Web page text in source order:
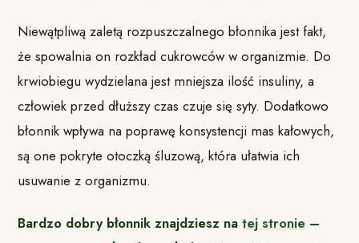
Niewątpliwą zaletą rozpuszczalnego błonnika jest fakt,
że spowalnia on rozkład cukrowców w organizmie. Do
krwiobiegu wydzielana jest mniejsza ilość insuliny, a
człowiek przed dłuższy czas czuje się syty. Dodatkowo
błonnik wpływa na poprawę konsystencji mas kałowych,
są one pokryte otoczką śluzową, która ułatwia ich
usuwanie z organizmu.
Bardzo dobry błonnik znajdziesz natej stronie –